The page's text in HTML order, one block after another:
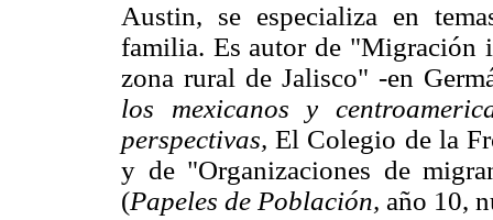
Austin, se especializa en
familia. Es autor de "Migración
zona rural de Jalisco" -en
los mexicanos y
perspectivas, El Colegio de la
y de "Organizaciones de
(Papeles de Población, año 10,